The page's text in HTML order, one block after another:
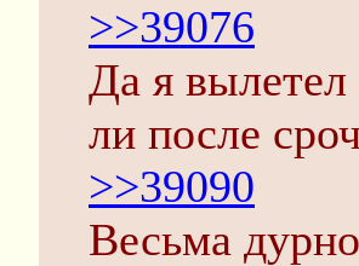
>>39076
Да я
ли после
>>39090
Весьма